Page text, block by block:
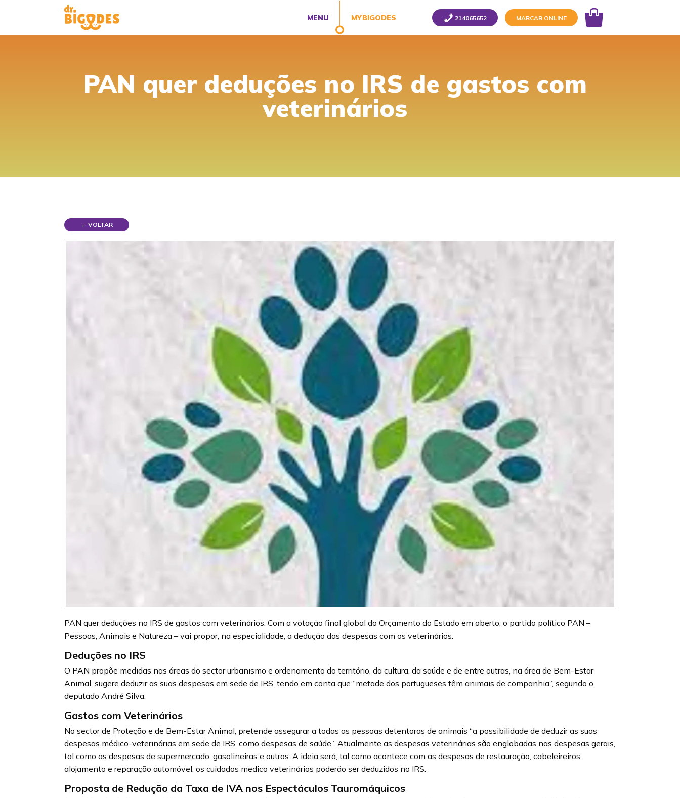
MENU MYBIGODES 214065652 MARCAR ONLINE
PAN quer deduções no IRS de gastos com
veterinários
← VOLTAR
PAN quer deduções no IRS de gastos com veterinários. Com a votação final global do Orçamento do Estado em aberto, o partido político PAN –
Pessoas, Animais e Natureza – vai propor, na especialidade, a dedução das despesas com os veterinários.
Deduções no IRS
O PAN propõe medidas nas áreas do sector urbanismo e ordenamento do território, da cultura, da saúde e de entre outras, na área de Bem-Estar
Animal, sugere deduzir as suas despesas em sede de IRS, tendo em conta que “metade dos portugueses têm animais de companhia”, segundo o
deputado André Silva.
Gastos com Veterinários
No sector de Proteção e de Bem-Estar Animal, pretende assegurar a todas as pessoas detentoras de animais “a possibilidade de deduzir as suas
despesas médico-veterinárias em sede de IRS, como despesas de saúde”. Atualmente as despesas veterinárias são englobadas nas despesas gerais,
tal como as despesas de supermercado, gasolineiras e outros. A ideia será, tal como acontece com as despesas de restauração, cabeleireiros,
alojamento e reparação automóvel, os cuidados medico veterinários poderão ser deduzidos no IRS.
Proposta de Redução da Taxa de IVA nos Espectáculos Tauromáquicos